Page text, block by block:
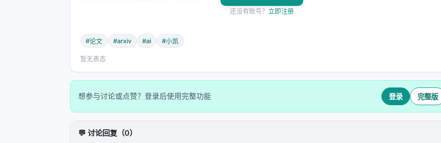
让我们像剥洋葱一样一层层拆开这个公式：
模型对评分token $v_g$ 的概率，$\varphi(v_g)$ 是token对应的数值（线性映射到[0,1]区间）。这个
和本质上是在说："我不只看你最高概率的选择，我看你所有选择的可能性，然后用概率加权求平均。"
中间层：$\sum_{k=1}^{K}$ —— 这是重复评估。同一个答案，让模型评判K次（论文中K=8或16），然
响），多次评估可以降低方差。有趣的是，论文发现：单次Verifer的准确度就已经匹配了重度集成的
还没有账号？ 立即注册
#论文 #arxiv #ai #小凯
暂无表态
想参与讨论或点赞？登录后使用完整功能 登录 完整版
💬 讨论回复（0）